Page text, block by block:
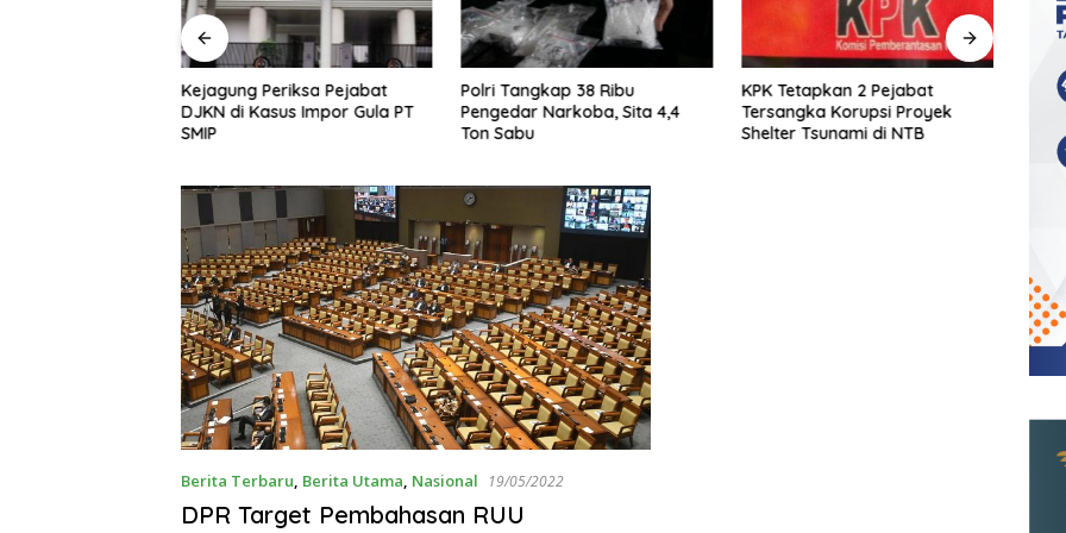
Polri Tangkap 38 Ribu
Pengedar Narkoba, Sita 4,4
Ton Sabu
KPK Tetapkan 2 Pejabat
Tersangka Korupsi Proyek
Shelter Tsunami di NTB
Bareskrim Bongkar Lab
Rahasia Narkoba di Malang, 1,2
Ton Ganja Sinte Disita
Berita Terbaru, Berita Utama, Nasional 19/05/2022
DPR Target Pembahasan RUU